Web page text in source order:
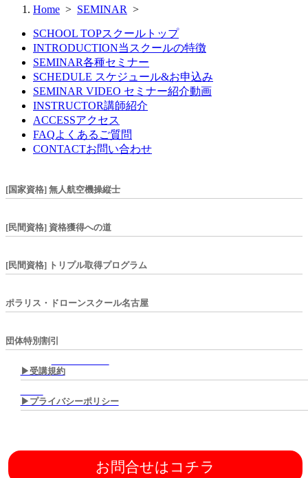
Home > SEMINAR >
SCHOOL TOPスクールトップ
INTRODUCTION当スクールの特徴
SEMINAR各種セミナー
SCHEDULE スケジュール&お申込み
SEMINAR VIDEO セミナー紹介動画
INSTRUCTOR講師紹介
ACCESSアクセス
FAQよくあるご質問
CONTACTお問い合わせ
[国家資格] 無人航空機操縦士
[民間資格] 資格獲得への道
[民間資格] トリプル取得プログラム
ポラリス・ドローンスクール名古屋
団体特別割引
▶︎受講規約
▶︎プライバシーポリシー
お問合せはコチラ